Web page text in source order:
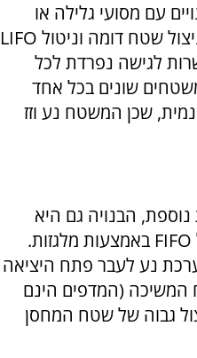
עם מסועי גלילה או
שטח דומה וניטול LIFO
לגישה נפרדת לכל
שונים בכל אחד
שכן המשטח נע וזז
הבנויה גם היא
FIFO באמצעות מלגזות.
נע לעבר פתח היציאה
המשיכה (המדפים הינם
גבוה של שטח המחסן